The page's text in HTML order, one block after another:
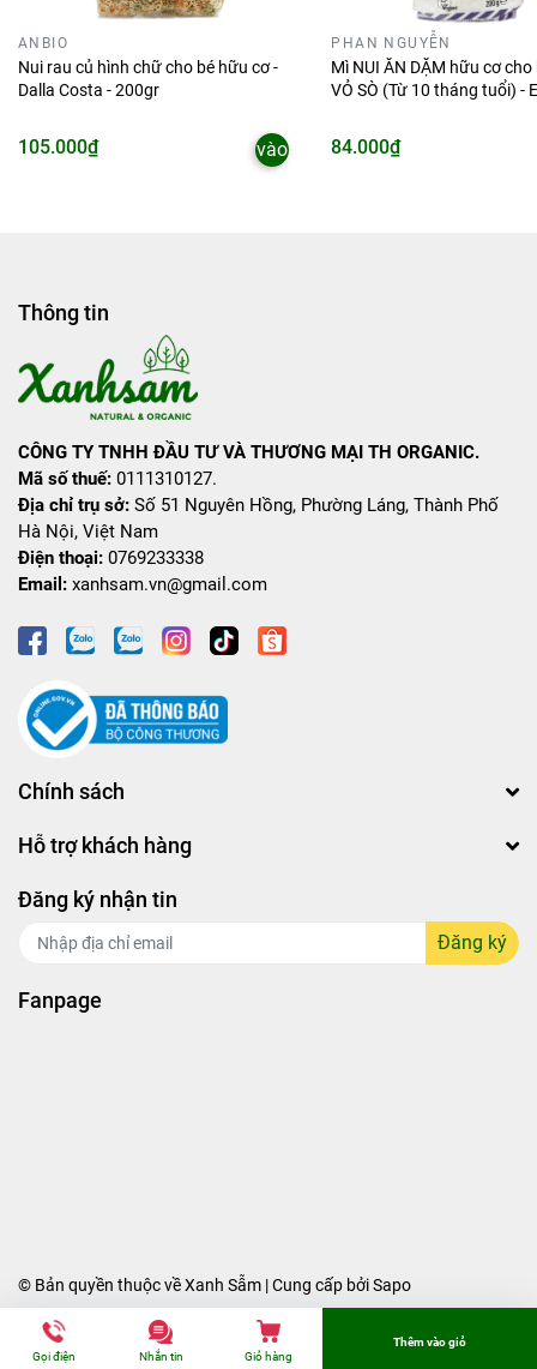
ANBIO
Nui rau củ hình chữ cho bé hữu cơ -
Dalla Costa - 200gr
105.000₫
vào
giỏ
PHAN NGUYỄN
Mì NUI ĂN DẶM hữu cơ cho
VỎ SÒ (Từ 10 tháng tuổi) -
84.000₫
Thông tin
CÔNG TY TNHH ĐẦU TƯ VÀ THƯƠNG MẠI TH ORGANIC.
Mã số thuế: 0111310127.
Địa chỉ trụ sở: Số 51 Nguyên Hồng, Phường Láng, Thành Phố
Hà Nội, Việt Nam
Điện thoại: 0769233338
Email: xanhsam.vn@gmail.com
Chính sách
Hỗ trợ khách hàng
Đăng ký nhận tin
Đăng ký
Fanpage
© Bản quyền thuộc về Xanh Sẫm | Cung cấp bởiSapo
Gọi điện Nhắn tin Giỏ hàng
Thêm vào giỏ